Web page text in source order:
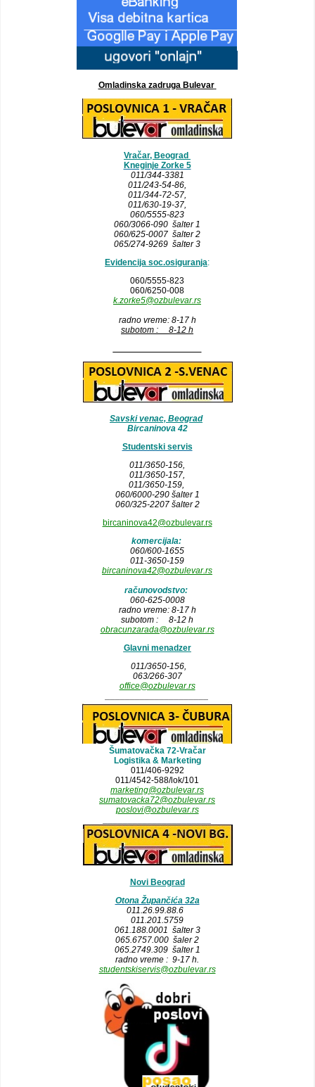
Omladinska zadruga Bulevar
Vračar, Beograd
Kneginje Zorke 5
011/344-3381
011/243-54-86,
011/344-72-57,
011/630-19-37,
060/5555-823
060/3066-090 šalter 1
060/625-0007 šalter 2
065/274-9269 šalter 3
Evidencija soc.osiguranja:
060/5555-823
060/6250-008
k.zorke5@ozbulevar.rs
radno vreme: 8-17 h
subotom : 8-12 h
Savski venac, Beograd
Bircaninova 42
Studentski servis
011/3650-156,
011/3650-157,
011/3650-159,
060/6000-290 šalter 1
060/325-2207 šalter 2
bircaninova42@ozbulevar.rs
komercijala:
060/600-1655
011-3650-159
bircaninova42@ozbulevar.rs
računovodstvo:
060-625-0008
radno vreme: 8-17 h
subotom : 8-12 h
obracunzarada@ozbulevar.rs
Glavni menadzer
011/3650-156,
063/266-307
office@ozbulevar.rs
Šumatovačka 72-Vračar
Logistika & Marketing
011/406-9292
011/4542-588/lok/101
marketing@ozbulevar.rs
sumatovacka72@ozbulevar.rs
poslovi@ozbulevar.rs
Novi Beograd
Otona Župančića 32a
011.26.99.88.6
011.201.5759
061.188.0001 šalter 3
065.6757.000 šaler 2
065.2749.309 šalter 1
radno vreme : 9-17 h.
studentskiservis@ozbulevar.rs